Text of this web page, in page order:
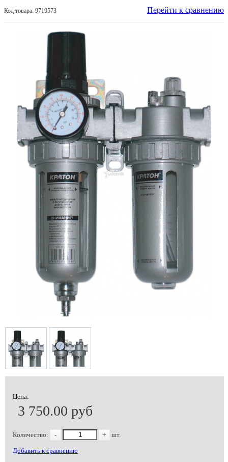
Код товара: 9719573 Перейти к сравнению
Цена:
3 750.00 руб
Количество: - + шт.
Добавить к сравнению